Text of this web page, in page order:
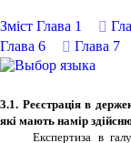
Зміст Глава 1
Глава 6
Глава 7
3.1. Реєстрація в
які мають намір
Експертиза в